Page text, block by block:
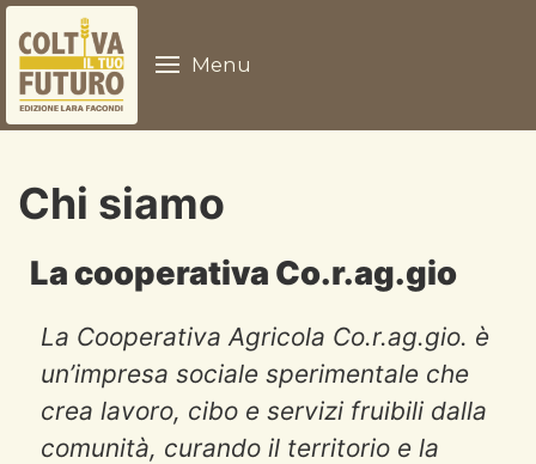
Menu
Chi siamo
La cooperativa Co.r.ag.gio
La Cooperativa Agricola Co.r.ag.gio. è
un’impresa sociale sperimentale che
crea lavoro, cibo e servizi fruibili dalla
comunità, curando il territorio e la